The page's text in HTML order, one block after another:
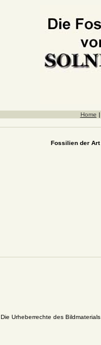
Home |
Fossilien der Art
Die Urheberrechte des